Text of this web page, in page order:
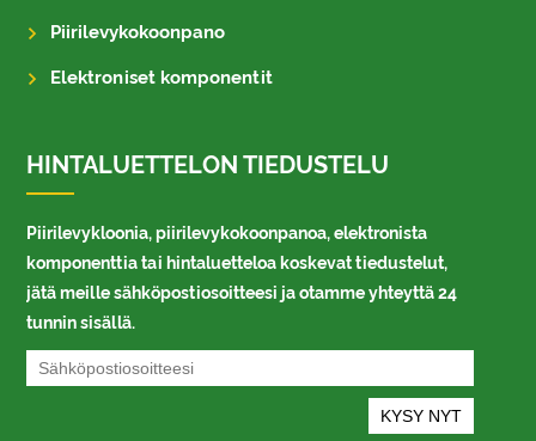
Piirilevykokoonpano
Elektroniset komponentit
HINTALUETTELON TIEDUSTELU
Piirilevykloonia, piirilevykokoonpanoa, elektronista
komponenttia tai hintaluetteloa koskevat tiedustelut,
jätä meille sähköpostiosoitteesi ja otamme yhteyttä 24
tunnin sisällä.